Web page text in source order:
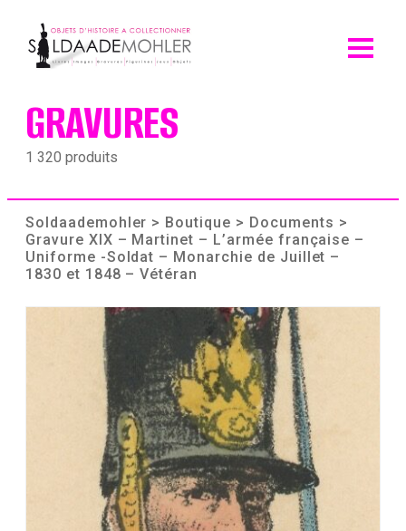
content
GRAVURES
1 320 produits
Soldaademohler > Boutique > Documents >
Gravure XIX – Martinet – L’armée française –
Uniforme -Soldat – Monarchie de Juillet –
1830 et 1848 – Vétéran